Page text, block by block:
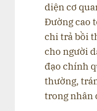
diện cơ
Đường cao
chi trả bồi
cho người
đạo chính
thường,
trong nhân